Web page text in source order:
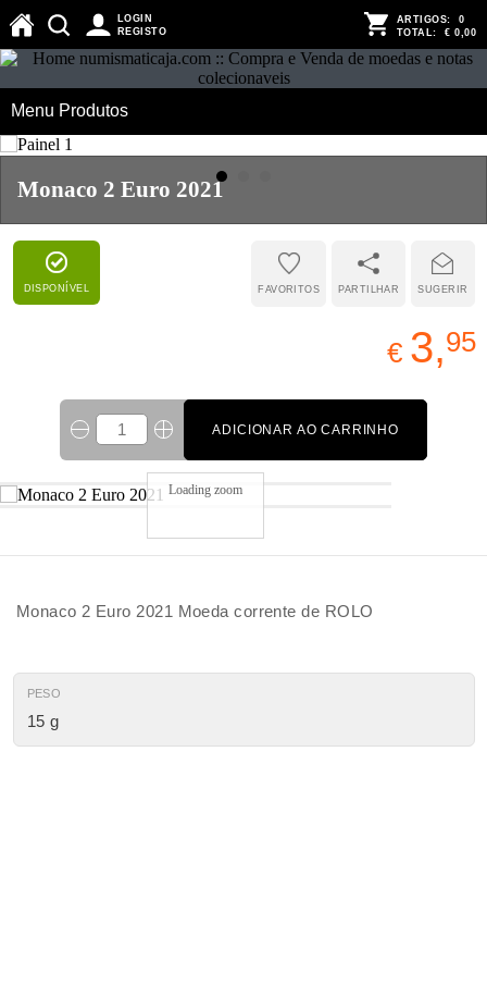
LOGIN
REGISTO
ARTIGOS: 0
TOTAL: € 0,00
Menu Produtos
Monaco 2 Euro 2021
DISPONÍVEL SUGERIR
PARTILHAR
FAVORITOS
€ 3,95
ADICIONAR AO CARRINHO
Loading zoom
Monaco 2 Euro 2021 Moeda corrente de ROLO
PESO
15 g